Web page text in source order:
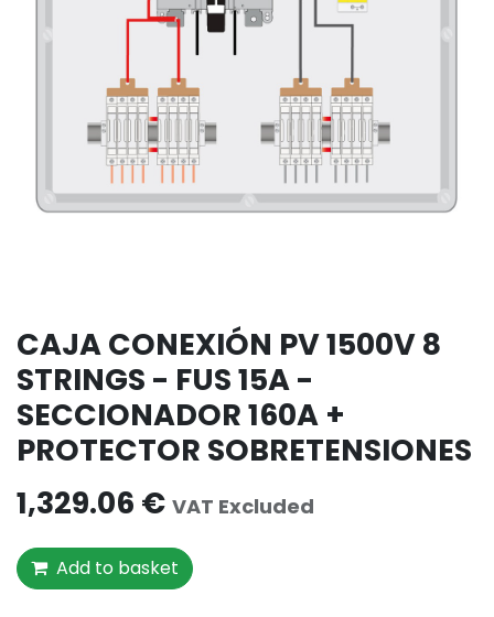
CAJA CONEXIÓN PV 1500V 8
STRINGS - FUS 15A -
SECCIONADOR 160A +
PROTECTOR SOBRETENSIONES
1,329.06 € VAT Excluded
Add to basket